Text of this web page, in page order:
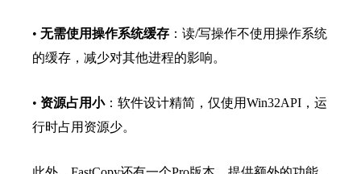
• 无需使用操作系统缓存 ：读/写操作不使用操作系统
的缓存，减少对其他进程的影响。
• 资源占用小：软件设计精简，仅使用Win32API，运
行时占用资源少。